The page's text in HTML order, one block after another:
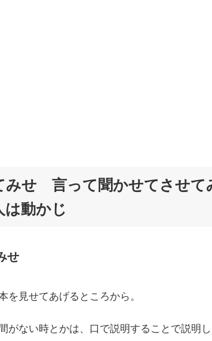
みせ 言って聞かせてさせ
は動かじ
せ
を見せてあげるところから。
がない時とかは、口で説明することで説明